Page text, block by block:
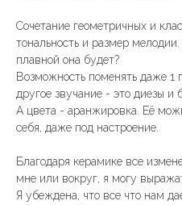
Сочетание геометричных и
тональность и размер
плавной она будет?
Возможность поменять даже 1
другое звучание - это диезы и
А цвета - аранжировка. Её
себя, даже под настроение.
Благодаря керамике все
мне или вокруг, я могу
Я убеждена, что все что нам